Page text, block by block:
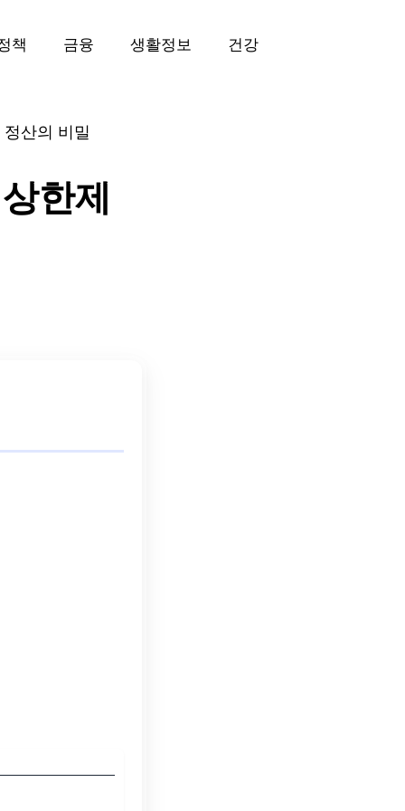
책 금융 생활정보 건강
산의 비밀
한제